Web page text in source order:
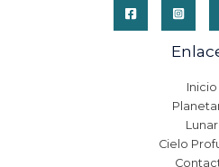
Inicio
Lunar
Cielo